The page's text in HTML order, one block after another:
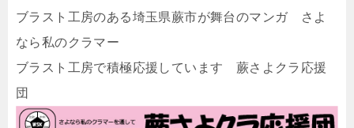
ブラスト工房のある埼玉県蕨市が舞台のマンガ さよ
なら私のクラマー
ブラスト工房で積極応援しています 蕨さよクラ応援
団